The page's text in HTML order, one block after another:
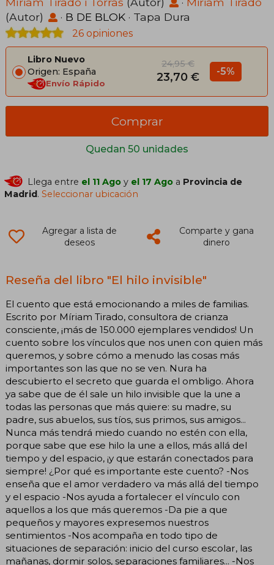
(Autor)
· B DE BLOK · Tapa Dura
26 opiniones
Libro Nuevo
Origen: España
Envío Rápido
24,95 €
23,70 € -5%
Quedan 50 unidades
Comprar
Llega entre el 11 Ago y el 17 Ago a Provincia de
Madrid.Seleccionar ubicación
Agregar a lista de
deseos
Comparte y gana
dinero
Reseña del libro "El hilo invisible"
El cuento que está emocionando a miles de familias.
Escrito por Míriam Tirado, consultora de crianza
consciente, ¡más de 150.000 ejemplares vendidos! Un
cuento sobre los vínculos que nos unen con quien más
queremos, y sobre cómo a menudo las cosas más
importantes son las que no se ven. Nura ha
descubierto el secreto que guarda el ombligo. Ahora
ya sabe que de él sale un hilo invisible que la une a
todas las personas que más quiere: su madre, su
padre, sus abuelos, sus tíos, sus primos, sus amigos...
Nunca más tendrá miedo cuando no estén con ella,
porque sabe que ese hilo la une a ellos, más allá del
tiempo y del espacio, ¡y que estarán conectados para
siempre! ¿Por qué es importante este cuento? -Nos
enseña que el amor verdadero va más allá del tiempo
y el espacio -Nos ayuda a fortalecer el vínculo con
aquellos a los que más queremos -Da pie a que
pequeños y mayores expresemos nuestros
sentimientos -Nos acompaña en todo tipo de
situaciones de separación: inicio del curso escolar, las
mañanas, dormir solos, separaciones familiares... -Nos